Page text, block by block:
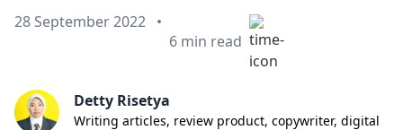
Published on
28 September 2022 •
Min read
6 min read
Detty Risetya
Writing articles, review product, copywriter, digital